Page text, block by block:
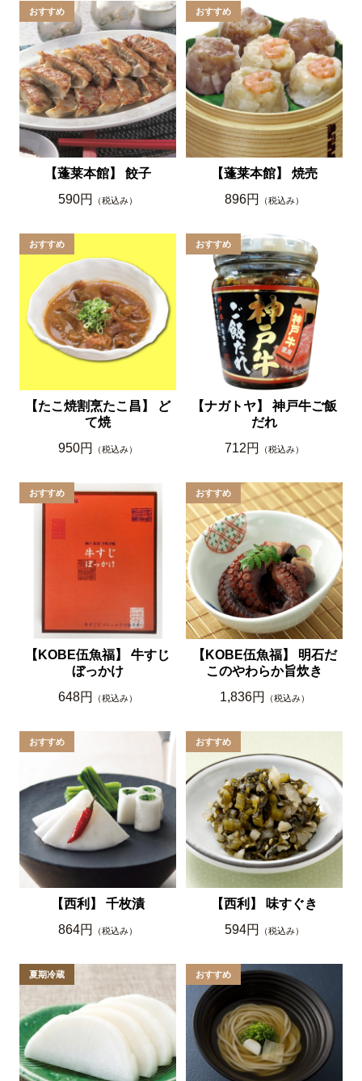
【蓬莱本館】 餃子
590円
（税込み）
【蓬莱本館】 焼売
896円
（税込み）
【たこ焼割烹たこ昌】 ど
て焼
950円
（税込み）
【ナガトヤ】 神戸牛ご飯
だれ
712円
（税込み）
【KOBE伍魚福】 牛すじ
ぼっかけ
648円
（税込み）
【KOBE伍魚福】 明石だ
このやわらか旨炊き
1,836円
（税込み）
【西利】 千枚漬
864円
（税込み）
【西利】 味すぐき
594円
（税込み）